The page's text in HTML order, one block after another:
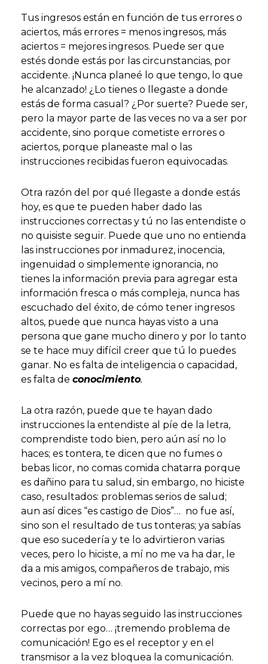
Tus ingresos están en función de tus errores o
aciertos, más errores = menos ingresos, más
aciertos = mejores ingresos. Puede ser que
estés donde estás por las circunstancias, por
accidente. ¡Nunca planeé lo que tengo, lo que
he alcanzado! ¿Lo tienes o llegaste a donde
estás de forma casual? ¿Por suerte? Puede ser,
pero la mayor parte de las veces no va a ser por
accidente, sino porque cometiste errores o
aciertos, porque planeaste mal o las
instrucciones recibidas fueron equivocadas.
Otra razón del por qué llegaste a donde estás
hoy, es que te pueden haber dado las
instrucciones correctas y tú no las entendiste o
no quisiste seguir. Puede que uno no entienda
las instrucciones por inmadurez, inocencia,
ingenuidad o simplemente ignorancia, no
tienes la información previa para agregar esta
información fresca o más compleja, nunca has
escuchado del éxito, de cómo tener ingresos
altos, puede que nunca hayas visto a una
persona que gane mucho dinero y por lo tanto
se te hace muy difícil creer que tú lo puedes
ganar. No es falta de inteligencia o capacidad,
es falta de conocimiento.
La otra razón, puede que te hayan dado
instrucciones la entendiste al píe de la letra,
comprendiste todo bien, pero aún así no lo
haces; es tontera, te dicen que no fumes o
bebas licor, no comas comida chatarra porque
es dañino para tu salud, sin embargo, no hiciste
caso, resultados: problemas serios de salud;
aun así dices “es castigo de Dios”… no fue así,
sino son el resultado de tus tonteras; ya sabías
que eso sucedería y te lo advirtieron varias
veces, pero lo hiciste, a mí no me va ha dar, le
da a mis amigos, compañeros de trabajo, mis
vecinos, pero a mí no.
Puede que no hayas seguido las instrucciones
correctas por ego… ¡tremendo problema de
comunicación! Ego es el receptor y en el
transmisor a la vez bloquea la comunicación.